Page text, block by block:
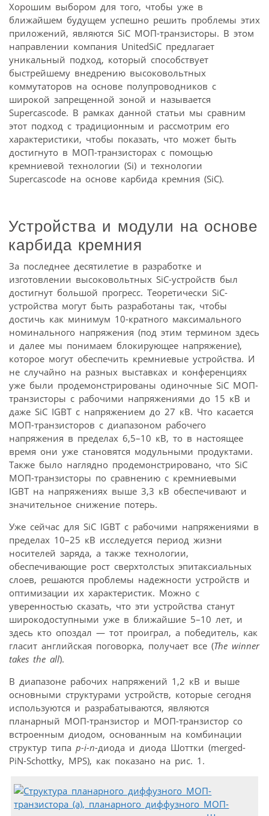
Хорошим выбором для того, чтобы уже в
ближайшем будущем успешно решить проблемы этих
приложений, являются SiC МОП-транзисторы. В этом
направлении компания UnitedSiC предлагает
уникальный подход, который способствует
быстрейшему внедрению высоковольтных
коммутаторов на основе полупроводников с
широкой запрещенной зоной и называется
Supercascode. В рамках данной статьи мы сравним
этот подход с традиционным и рассмотрим его
характеристики, чтобы показать, что может быть
достигнуто в МОП-транзисторах с помощью
кремниевой технологии (Si) и технологии
Supercascode на основе карбида кремния (SiC).
Устройства и модули на основе
карбида кремния
За последнее десятилетие в разработке и
изготовлении высоковольтных SiC-устройств был
достигнут большой прогресс. Теоретически SiC-
устройства могут быть разработаны так, чтобы
достичь как минимум 10-кратного максимального
номинального напряжения (под этим термином здесь
и далее мы понимаем блокирующее напряжение),
которое могут обеспечить кремниевые устройства. И
не случайно на разных выставках и конференциях
уже были продемонстрированы одиночные SiC МОП-
транзисторы с рабочими напряжениями до 15 кВ и
даже SiC IGBT с напряжением до 27 кВ. Что касается
МОП-транзисторов с диапазоном рабочего
напряжения в пределах 6,5–10 кВ, то в настоящее
время они уже становятся модульными продуктами.
Также было наглядно продемонстрировано, что SiC
МОП-транзисторы по сравнению с кремниевыми
IGBT на напряжениях выше 3,3 кВ обеспечивают и
значительное снижение потерь.
Уже сейчас для SiC IGBT с рабочими напряжениями в
пределах 10–25 кВ исследуется период жизни
носителей заряда, а также технологии,
обеспечивающие рост сверхтолстых эпитаксиальных
слоев, решаются проблемы надежности устройств и
оптимизации их характеристик. Можно с
уверенностью сказать, что эти устройства станут
широкодоступными уже в ближайшие 5–10 лет, и
здесь кто опоздал — тот проиграл, а победитель, как
гласит английская поговорка, получает все (The winner
takes the all).
В диапазоне рабочих напряжений 1,2 кВ и выше
основными структурами устройств, которые сегодня
используются и разрабатываются, являются
планарный МОП-транзистор и МОП-транзистор со
встроенным диодом, основанным на комбинации
структур типа p-i-n-диода и диода Шоттки (merged-
PiN-Schottky, MPS), как показано на рис. 1.